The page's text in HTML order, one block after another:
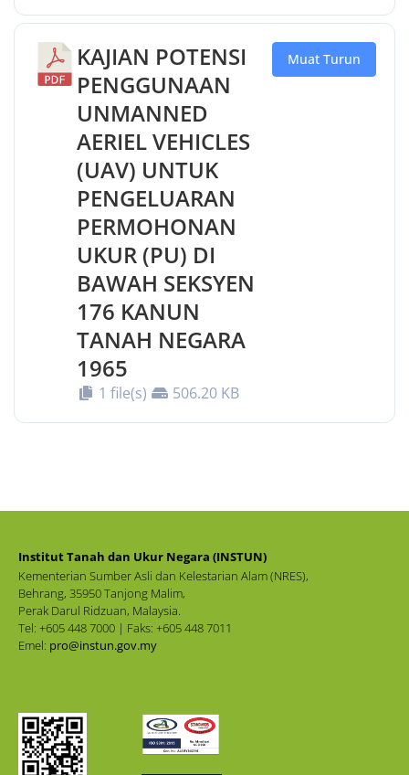
KAJIAN POTENSI
PENGGUNAAN
UNMANNED
AERIEL VEHICLES
(UAV) UNTUK
PENGELUARAN
PERMOHONAN
UKUR (PU) DI
BAWAH SEKSYEN
176 KANUN
TANAH NEGARA
1965
1 file(s) 506.20 KB
Muat Turun
Institut Tanah dan Ukur Negara (INSTUN)
Kementerian Sumber Asli dan Kelestarian Alam (NRES),
Behrang, 35950 Tanjong Malim,
Perak Darul Ridzuan, Malaysia.
Tel: +605 448 7000 | Faks: +605 448 7011
Emel: pro@instun.gov.my